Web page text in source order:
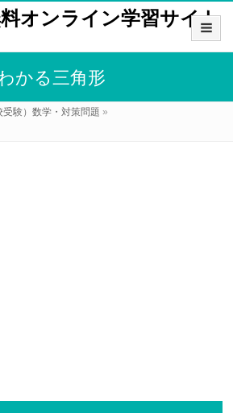
オンライン学習サイト
かる三角形
験）数学・対策問題 »